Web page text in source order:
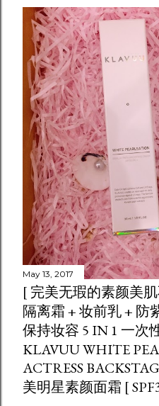
May 13, 2017
[ 完美无瑕的素颜美
隔离霜 + 妆前乳 + 防
保持妆容 5 IN 1 一
KLAVUU WHITE
ACTRESS
美明星素颜面霜 [